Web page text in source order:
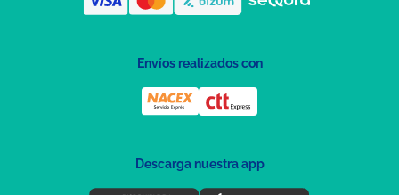
Envíos realizados con
Descarga nuestra app